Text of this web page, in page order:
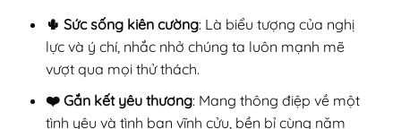
🌵 Sức sống kiên cường: Là biểu tượng của nghị
lực và ý chí, nhắc nhở chúng ta luôn mạnh mẽ
vượt qua mọi thử thách.
❤️ Gắn kết yêu thương: Mang thông điệp về một
tình yêu và tình bạn vĩnh cửu, bền bỉ cùng năm